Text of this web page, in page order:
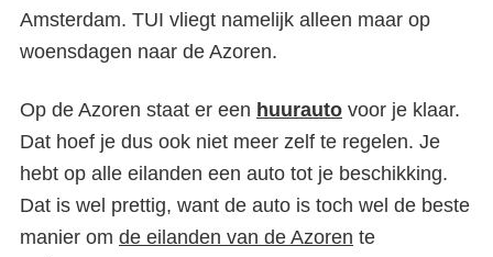
Amsterdam. TUI vliegt namelijk alleen maar op
woensdagen naar de Azoren.
Op de Azoren staat er een huurauto voor je klaar.
Dat hoef je dus ook niet meer zelf te regelen. Je
hebt op alle eilanden een auto tot je beschikking.
Dat is wel prettig, want de auto is toch wel de beste
manier om de eilanden van de Azoren te